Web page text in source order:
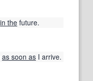
in the future.
as soon as I arrive.